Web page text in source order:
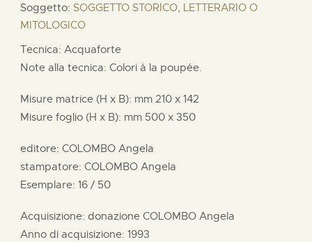
Soggetto: SOGGETTO STORICO, LETTERARIO O
MITOLOGICO
Tecnica: Acquaforte
Note alla tecnica: Colori à la poupée.
Misure matrice (H x B): mm 210 x 142
Misure foglio (H x B): mm 500 x 350
editore: COLOMBO Angela
stampatore: COLOMBO Angela
Esemplare: 16 / 50
Acquisizione: donazione COLOMBO Angela
Anno di acquisizione: 1993